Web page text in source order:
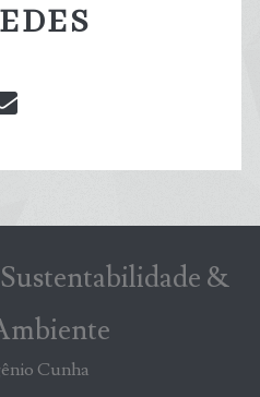
&
Cunha